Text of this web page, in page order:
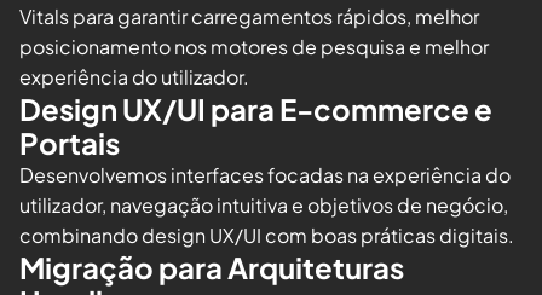
Vitals para garantir carregamentos rápidos, melhor
posicionamento nos motores de pesquisa e melhor
experiência do utilizador.
Design UX/UI para E-commerce e
Portais
Desenvolvemos interfaces focadas na experiência do
utilizador, navegação intuitiva e objetivos de negócio,
combinando design UX/UI com boas práticas digitais.
Migração para Arquiteturas